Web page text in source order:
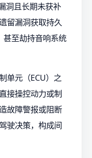
洞且长期未获补
留漏洞获取持久
至劫持音响系统
单元（ECU）之
接操控动力或制
故障警报或阻断
驶决策，构成间